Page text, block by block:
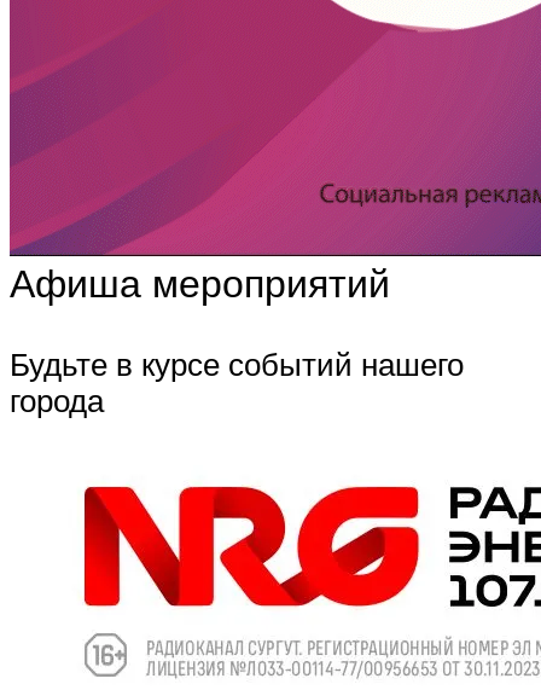
Афиша мероприятий
Будьте в курсе событий нашего
города